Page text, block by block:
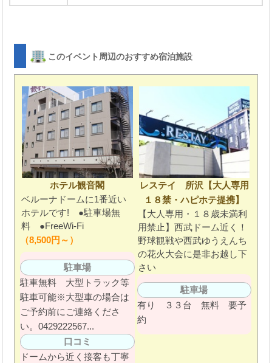
このイベント周辺のおすすめ宿泊施設
ホテル観音閣
ベルーナドームに1番近い
ホテルです! ●駐車場無
料 ●FreeWi-Fi
（8,500円～）
駐車場
駐車無料 大型トラック等
駐車可能※大型車の場合は
ご予約前にご連絡くださ
い。0429222567...
口コミ
ドームから近く接客も丁寧
レステイ 所沢【大人専用
１８禁・ハピホテ提携】
【大人専用・１８歳未満利
用禁止】西武ドーム近く！
野球観戦や西武ゆうえんち
の花火大会に是非お越し下
さい
駐車場
有り ３３台 無料 要予
約